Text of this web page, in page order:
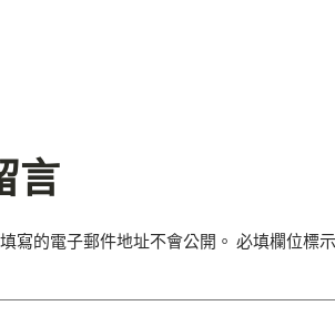
言
寫的電子郵件地址不會公開。 必填欄位標